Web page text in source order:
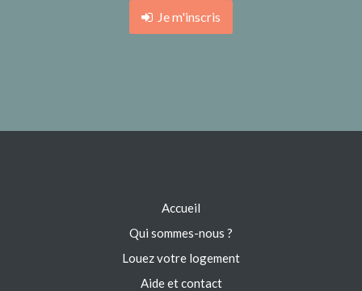
Je m'inscris
Accueil
Qui sommes-nous ?
Louez votre logement
Aide et contact